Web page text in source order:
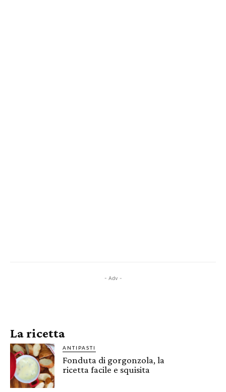
- Adv -
La ricetta
ANTIPASTI
Fonduta di gorgonzola, la
ricetta facile e squisita